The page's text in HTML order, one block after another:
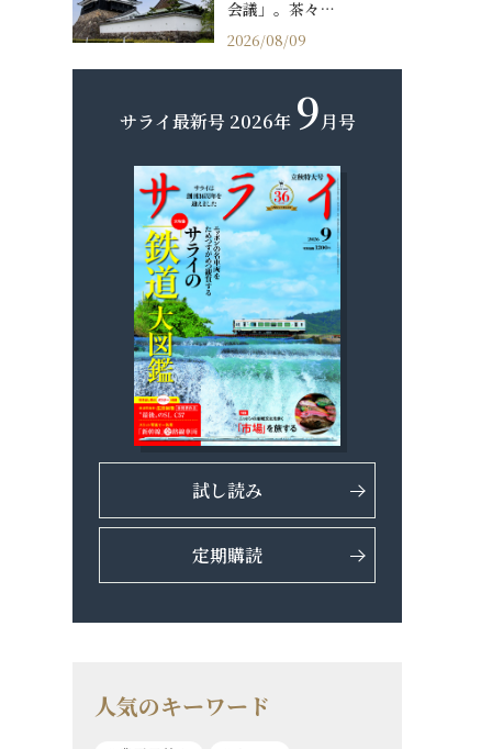
会議」。茶々…
2026/08/09
サライ最新号 2026年 9月号
試し読み
定期購読
人気のキーワード